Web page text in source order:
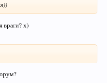
враги? х)